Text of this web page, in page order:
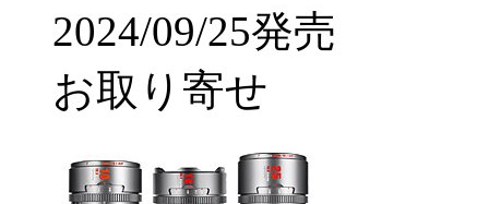
2024/09/25発売
お取り寄せ